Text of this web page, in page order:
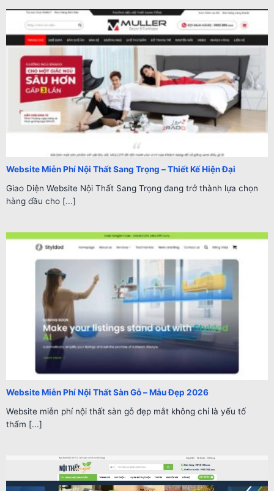
Website Miễn Phí Nội Thất Sang Trọng – Thiết Kế Hiện Đại
Giao Diện Website Nội Thất Sang Trọng đang trở thành lựa chọn
hàng đầu cho [...]
Website Miễn Phí Nội Thất Sàn Gỗ – Mẫu Đẹp 2026
Website miễn phí nội thất sàn gỗ đẹp mắt không chỉ là yếu tố
thẩm [...]